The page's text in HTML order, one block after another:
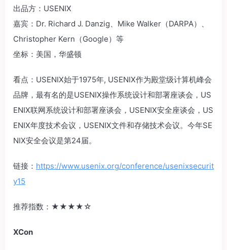
出品方：USENIX
嘉宾：Dr. Richard J. Danzig、Mike Walker（DARPA）、
Christopher Kern（Google）等
坐标：美国，华盛顿
看点：USENIX始于1975年, USENIX作为殿堂级计算机峰会
品牌，最有名的是USENIX操作系统设计和部署座谈会，US
ENIX联网系统设计和部署座谈会，USENIX安全座谈会，US
ENIX年度技术会议，USENIX文件和存储技术会议。今年SE
NIX安全会议是第24届。
链接： https://www.usenix.org/conference/usenixsecurit
y15
推荐指数：‍‍★★★★☆‍‍
XCon